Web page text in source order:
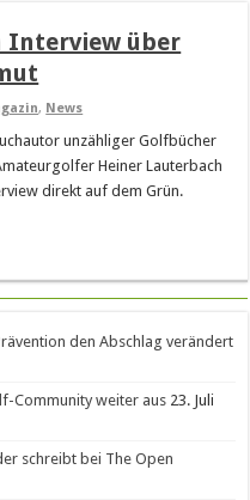
Interview über
, News
unzähliger Golfbücher
Heiner Lauterbach
direkt auf dem Grün.
den Abschlag verändert
Community weiter aus 23. Juli
schreibt bei The Open